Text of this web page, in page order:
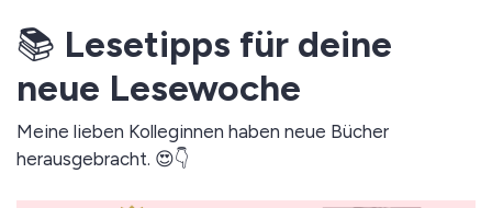
📚 Lesetipps für deine
neue Lesewoche
Meine lieben Kolleginnen haben neue Bücher
herausgebracht. 😍👇